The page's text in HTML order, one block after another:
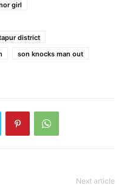
girl
district
son knocks man out
Next article